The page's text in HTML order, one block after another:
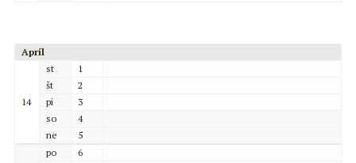
Apríl
14
st
1
št
2
pi
3
so
4
ne
5
po
6